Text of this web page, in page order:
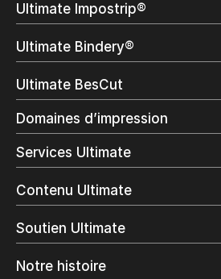
Ultimate Impostrip®
Démo
Ultimate Bindery®
Démo
Témoignages clients
Ultimate BesCut
Apercu
Démo
Domaines d’impression
Publipostage et Transactionnel
Impression Commerciale
Livres à la demande
Impression jet d’encre
Impression d’étiquettes
Emballage numérique
Services Ultimate
Contenu Ultimate
Soutien Ultimate
Notre histoire